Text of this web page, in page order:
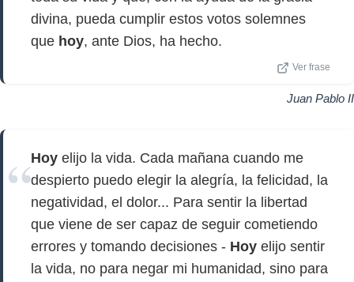
divina, pueda cumplir estos votos solemnes
que hoy, ante Dios, ha hecho.
Ver frase
Juan Pablo II
Hoy elijo la vida. Cada mañana cuando me
despierto puedo elegir la alegría, la felicidad, la
negatividad, el dolor... Para sentir la libertad
que viene de ser capaz de seguir cometiendo
errores y tomando decisiones - Hoy elijo sentir
la vida, no para negar mi humanidad, sino para